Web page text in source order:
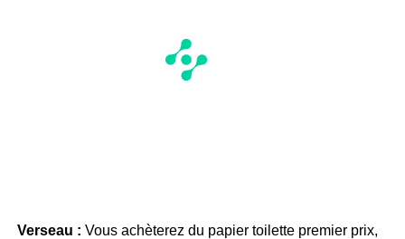
Verseau : Vous achèterez du papier toilette premier prix,